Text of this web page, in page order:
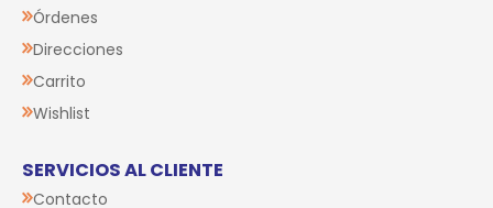
Órdenes
Direcciones
Carrito
Wishlist
SERVICIOS AL CLIENTE
Contacto